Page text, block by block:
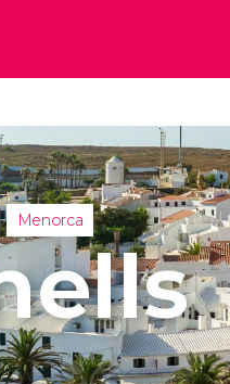
Italia
Reino
Reino
Turquía
Menorca